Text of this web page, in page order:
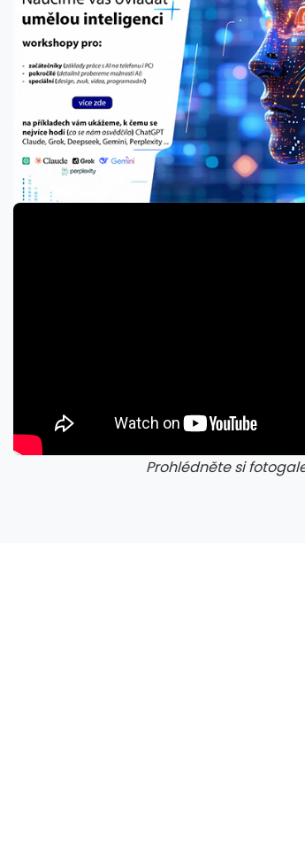
Prohlédněte si